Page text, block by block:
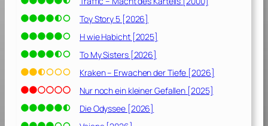
i
l
o
g
:
D
r
T
o
Toy Story 5 [2026]
H wie Habicht [2025]
To My Sisters [2026]
Kraken – Erwachen der Tiefe [2026]
Nur noch ein kleiner Gefallen [2025]
Die Odyssee [2026]